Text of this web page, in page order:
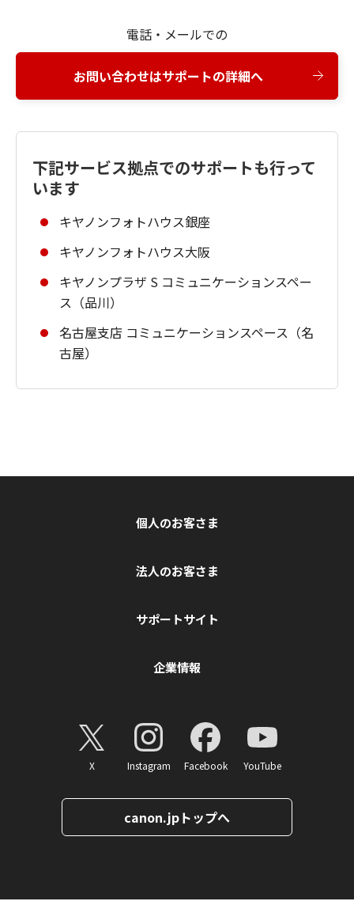
電話・メールでの
お問い合わせはサポートの詳細へ
下記サービス拠点でのサポートも行って
います
キヤノンフォトハウス銀座
キヤノンフォトハウス大阪
キヤノンプラザ S コミュニケーションスペー
ス（品川）
名古屋支店 コミュニケーションスペース（名
古屋）
個人のお客さま
法人のお客さま
サポートサイト
企業情報
X Instagram Facebook YouTube
canon.jpトップへ